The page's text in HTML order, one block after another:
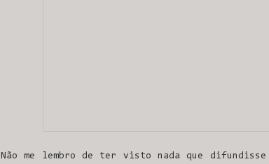
Não me lembro de ter visto nada que